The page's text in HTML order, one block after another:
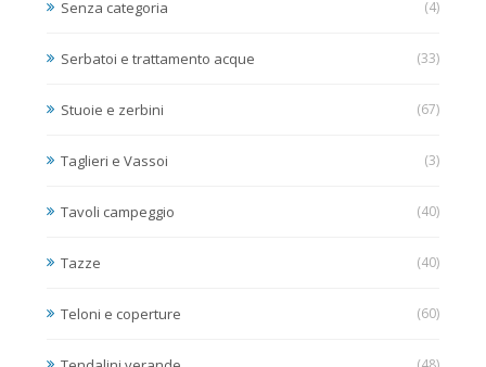
Senza categoria (4)
Serbatoi e trattamento acque (33)
Stuoie e zerbini (67)
Taglieri e Vassoi (3)
Tavoli campeggio (40)
Tazze (40)
Teloni e coperture (60)